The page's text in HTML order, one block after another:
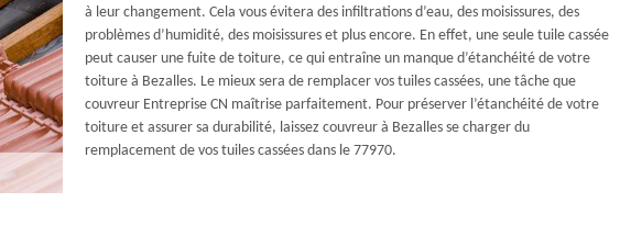
à leur changement. Cela vous évitera des infiltrations d’eau, des moisissures, des
problèmes d’humidité, des moisissures et plus encore. En effet, une seule tuile cassée
peut causer une fuite de toiture, ce qui entraîne un manque d’étanchéité de votre
toiture à Bezalles. Le mieux sera de remplacer vos tuiles cassées, une tâche que
couvreur Entreprise CN maîtrise parfaitement. Pour préserver l’étanchéité de votre
toiture et assurer sa durabilité, laissez couvreur à Bezalles se charger du
remplacement de vos tuiles cassées dans le 77970.